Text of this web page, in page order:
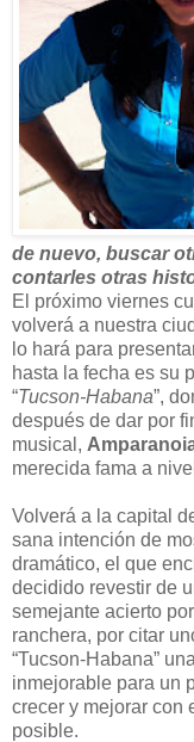
de nuevo, buscar
contarles otras
El próximo viernes
volverá a nuestra
lo hará para
hasta la fecha es su
“Tucson-Habana”,
después de dar por
musical,
merecida fama a
Volverá a la capital
sana intención de
dramático, el que
decidido revestir de
semejante acierto
ranchera, por citar
“Tucson-Habana”
inmejorable para un
crecer y mejorar con
posible.